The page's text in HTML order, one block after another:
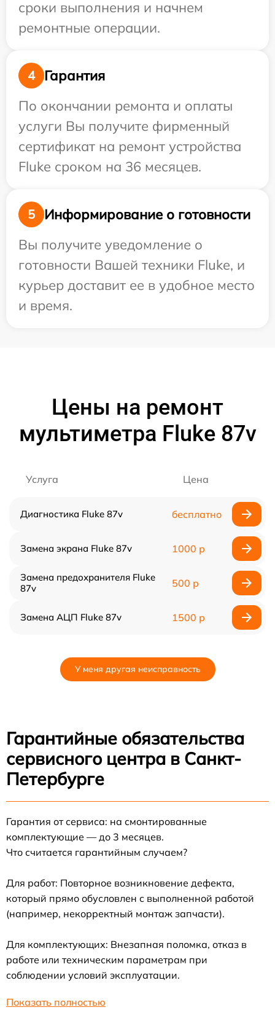
сроки выполнения и начнем
ремонтные операции.
4
Гарантия
По окончании ремонта и оплаты
услуги Вы получите фирменный
сертификат на ремонт устройства
Fluke сроком на 36 месяцев.
5
Информирование о готовности
Вы получите уведомление о
готовности Вашей техники Fluke, и
курьер доставит ее в удобное место
и время.
Цены на ремонт
мультиметра Fluke 87v
Услуга Цена
Диагностика Fluke 87v бесплатно
Замена экрана Fluke 87v 1000 р
Замена предохранителя Fluke
87v
500 р
Замена АЦП Fluke 87v 1500 р
У меня другая неисправность
Гарантийные обязательства
сервисного центра в Санкт-
Петербурге
Гарантия от сервиса: на смонтированные
комплектующие — до 3 месяцев.
Что считается гарантийным случаем?
Для работ: Повторное возникновение дефекта,
который прямо обусловлен с выполненной работой
(например, некорректный монтаж запчасти).
Для комплектующих: Внезапная поломка, отказ в
работе или техническим параметрам при
соблюдении условий эксплуатации.
Показать полностью